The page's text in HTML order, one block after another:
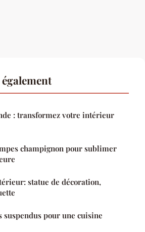
: transformez votre intérieur
champignon pour sublimer
statue de décoration,
suspendus pour une cuisine